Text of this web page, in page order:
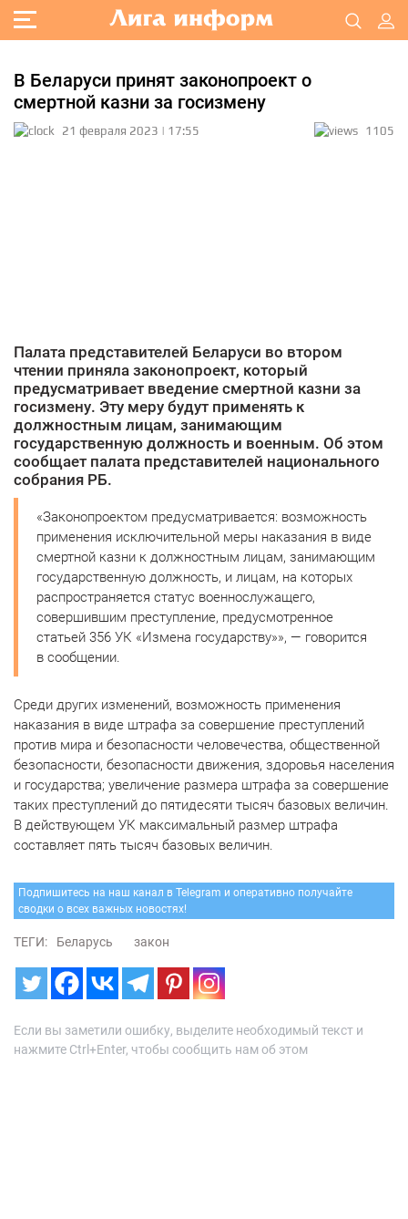
В Беларуси принят законопроект о
смертной казни за госизмену
21 февраля 2023 | 17:55 1105
Палата представителей Беларуси во втором
чтении приняла законопроект, который
предусматривает введение смертной казни за
госизмену. Эту меру будут применять к
должностным лицам, занимающим
государственную должность и военным. Об этом
сообщает палата представителей национального
собрания РБ.
«Законопроектом предусматривается: возможность
применения исключительной меры наказания в виде
смертной казни к должностным лицам, занимающим
государственную должность, и лицам, на которых
распространяется статус военнослужащего,
совершившим преступление, предусмотренное
статьей 356 УК «Измена государству»», — говорится
в сообщении.
Среди других изменений, возможность применения
наказания в виде штрафа за совершение преступлений
против мира и безопасности человечества, общественной
безопасности, безопасности движения, здоровья населения
и государства; увеличение размера штрафа за совершение
таких преступлений до пятидесяти тысяч базовых величин.
В действующем УК максимальный размер штрафа
составляет пять тысяч базовых величин.
Подпишитесь на наш канал в Telegram и оперативно получайте
сводки о всех важных новостях!
ТЕГИ: Беларусь закон
Если вы заметили ошибку, выделите необходимый текст и
нажмите Ctrl+Enter, чтобы сообщить нам об этом